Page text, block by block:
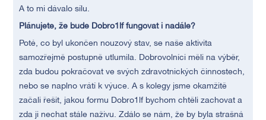
A to mi dávalo sílu.
Plánujete, že bude Dobro1lf fungovat i nadále?
Poté, co byl ukončen nouzový stav, se naše aktivita
samozřejmě postupně utlumila. Dobrovolníci měli na výběr,
zda budou pokračovat ve svých zdravotnických činnostech,
nebo se naplno vrátí k výuce. A s kolegy jsme okamžitě
začali řešit, jakou formu Dobro1lf bychom chtěli zachovat a
zda ji nechat stále naživu. Zdálo se nám, že by byla strašná